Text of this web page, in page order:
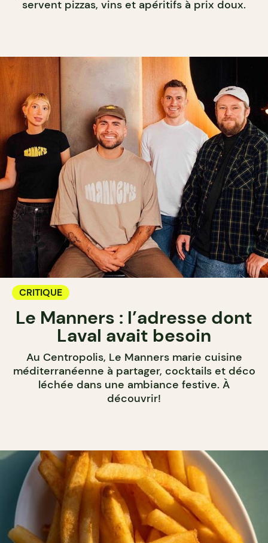
servent pizzas, vins et apéritifs à prix doux.
CRITIQUE
Le Manners : l’adresse dont
Laval avait besoin
Au Centropolis, Le Manners marie cuisine
méditerranéenne à partager, cocktails et déco
léchée dans une ambiance festive. À
découvrir!